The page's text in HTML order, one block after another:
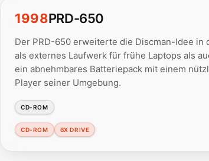
1998PRD-650
Der PRD-650 erweiterte die Discman-Idee
als externes Laufwerk für frühe Laptops als
ein abnehmbares Batteriepack mit einem
Player seiner Umgebung.
CD-ROM
CD-ROM 6X DRIVE